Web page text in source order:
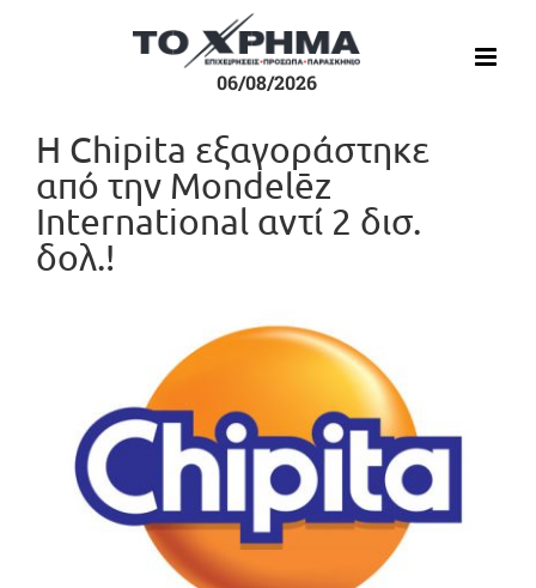
06/08/2026
Η Chipita εξαγοράστηκε
από την Mondelēz
International αντί 2 δισ.
δολ.!